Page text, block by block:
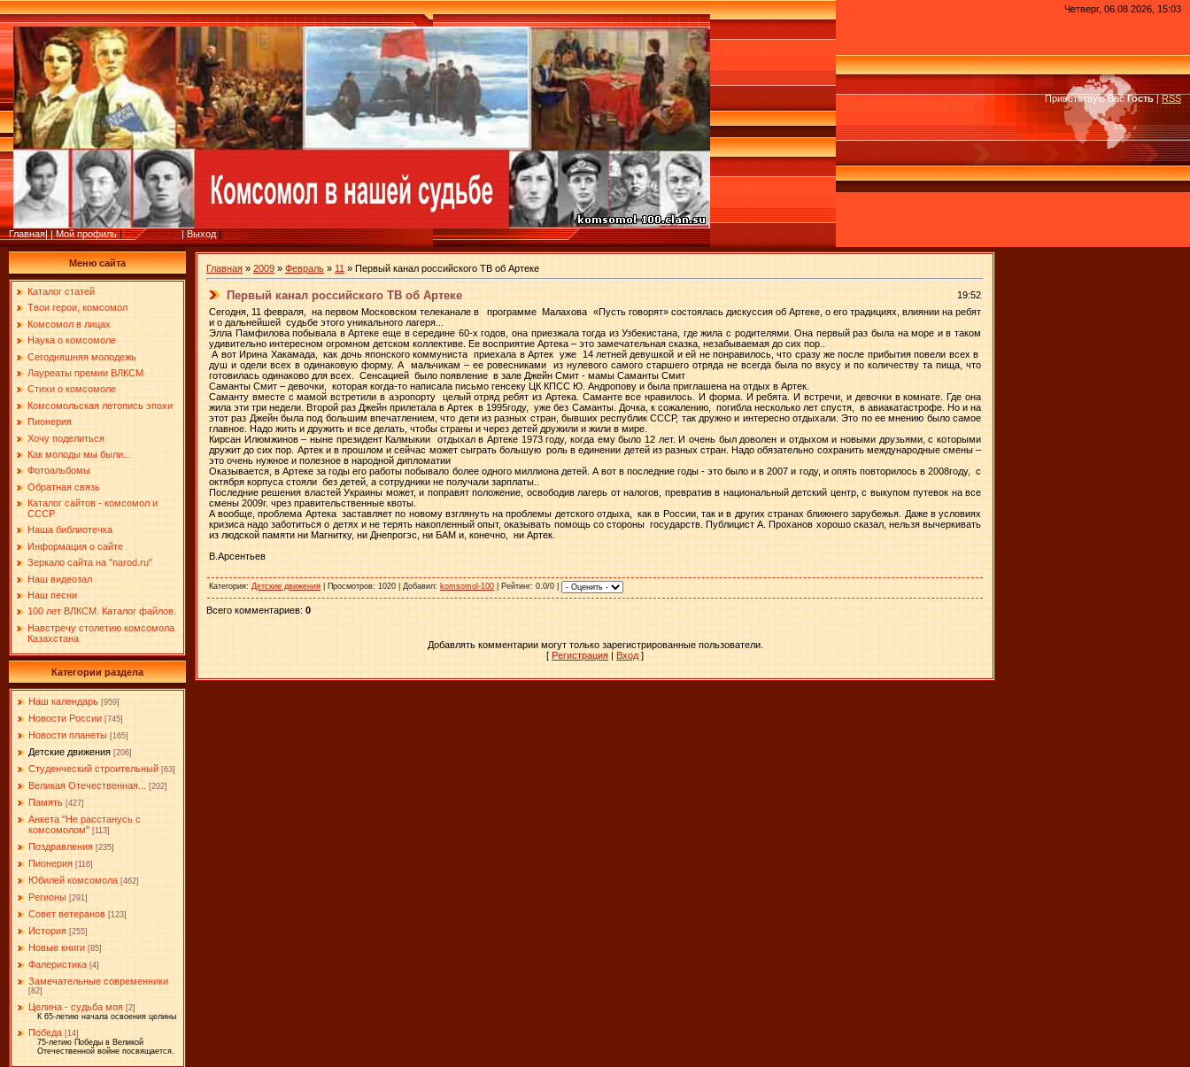
Главная||Мой профиль|Регистрация|Выход|Вход
Четверг, 06.08.2026, 15:03
Приветствую Вас Гость|RSS
Меню сайта
Каталог статей
Твои герои, комсомол
Комсомол в лицах
Наука о комсомоле
Сегодняшняя молодежь
Лауреаты премии ВЛКСМ
Стихи о комсомоле
Комсомольская летопись эпохи
Пионерия
Хочу поделиться
Как молоды мы были...
Фотоальбомы
Обратная связь
Каталог сайтов - комсомол и
СССР
Наша библиотечка
Информация о сайте
Зеркало сайта на "narоd.ru"
Наш видеозал
Наш песни
100 лет ВЛКСМ. Каталог файлов.
Навстречу столетию комсомола
Казахстана
Категории раздела
Наш календарь [959]
Новости России [745]
Новости планеты [165]
Детские движения [206]
Студенческий строительный [63]
Великая Отечественная... [202]
Память [427]
Анкета "Не расстанусь с
комсомолом" [113]
Поздравления [235]
Пионерия [116]
Юбилей комсомола [462]
Регионы [291]
Совет ветеранов [123]
История [255]
Новые книги [85]
Фалеристика [4]
Замечательные современники
[82]
Целина - судьба моя [2]
К 65-летию начала освоения целины
Победа [14]
75-летию Победы в Великой
Отечественной войне посвящается.
Главная » 2009 » Февраль » 11 » Первый канал российского ТВ об Артеке
Первый канал российского ТВ об Артеке
19:52
Сегодня, 11 февраля, на первом Московском телеканале в программе Малахова «Пусть говорят» состоялась дискуссия об Артеке, о его традициях, влиянии на ребят
и о дальнейшей судьбе этого уникального лагеря...
Элла Памфилова побывала в Артеке еще в середине 60-х годов, она приезжала тогда из Узбекистана, где жила с родителями. Она первый раз была на море и в таком
удивительно интересном огромном детском коллективе. Ее восприятие Артека – это замечательная сказка, незабываемая до сих пор..
А вот Ирина Хакамада, как дочь японского коммуниста приехала в Артек уже 14 летней девушкой и ей не понравилось, что сразу же после прибытия повели всех в
душ и одели всех в одинаковую форму. А мальчикам – ее ровесниками из нулевого самого старшего отряда не всегда была по вкусу и по количеству та пища, что
готовилась одинаково для всех. Сенсацией было появление в зале Джейн Смит - мамы Саманты Смит
Саманты Смит – девочки, которая когда-то написала письмо генсеку ЦК КПСС Ю. Андропову и была приглашена на отдых в Артек.
Саманту вместе с мамой встретили в аэропорту целый отряд ребят из Артека. Саманте все нравилось. И форма. И ребята. И встречи, и девочки в комнате. Где она
жила эти три недели. Второй раз Джейн прилетала в Артек в 1995году, уже без Саманты. Дочка, к сожалению, погибла несколько лет спустя, в авиакатастрофе. Но и на
этот раз Джейн была под большим впечатлением, что дети из разных стран, бывших республик СССР, так дружно и интересно отдыхали. Это по ее мнению было самое
главное. Надо жить и дружить и все делать, чтобы страны и через детей дружили и жили в мире.
Кирсан Илюмжинов – ныне президент Калмыкии отдыхал в Артеке 1973 году, когда ему было 12 лет. И очень был доволен и отдыхом и новыми друзьями, с которыми
дружит до сих пор. Артек и в прошлом и сейчас может сыграть большую роль в единении детей из разных стран. Надо обязательно сохранить международные смены –
это очень нужное и полезное в народной дипломатии
Оказывается, в Артеке за годы его работы побывало более одного миллиона детей. А вот в последние годы - это было и в 2007 и году, и опять повторилось в 2008году, с
октября корпуса стояли без детей, а сотрудники не получали зарплаты..
Последние решения властей Украины может, и поправят положение, освободив лагерь от налогов, превратив в национальный детский центр, с выкупом путевок на все
смены 2009г. чрез правительственные квоты.
А вообще, проблема Артека заставляет по новому взглянуть на проблемы детского отдыха, как в России, так и в других странах ближнего зарубежья. Даже в условиях
кризиса надо заботиться о детях и не терять накопленный опыт, оказывать помощь со стороны государств. Публицист А. Проханов хорошо сказал, нельзя вычеркивать
из людской памяти ни Магнитку, ни Днепрогэс, ни БАМ и, конечно, ни Артек.
В.Арсентьев
Категория: Детские движения Просмотров: 1020 | Добавил: komsomol-100 Рейтинг: 0.0/0 |
Всего комментариев: 0
Добавлять комментарии могут только зарегистрированные пользователи.
[ Регистрация | Вход ]